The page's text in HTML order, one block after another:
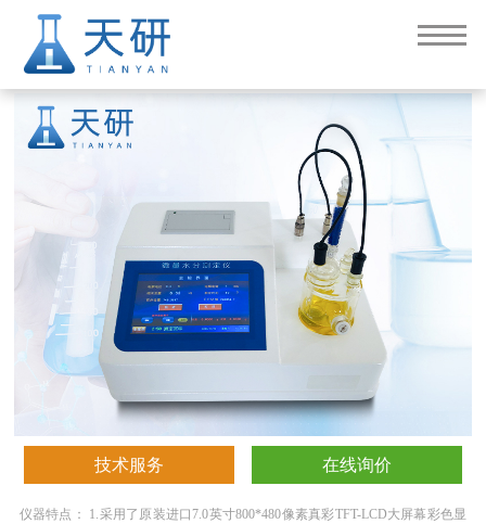
卡尔费休水分测定仪 TY-KF2
技术服务 在线询价
仪器特点： 1.采用了原装进口7.0英寸800*480像素真彩TFT-LCD大屏幕彩色显